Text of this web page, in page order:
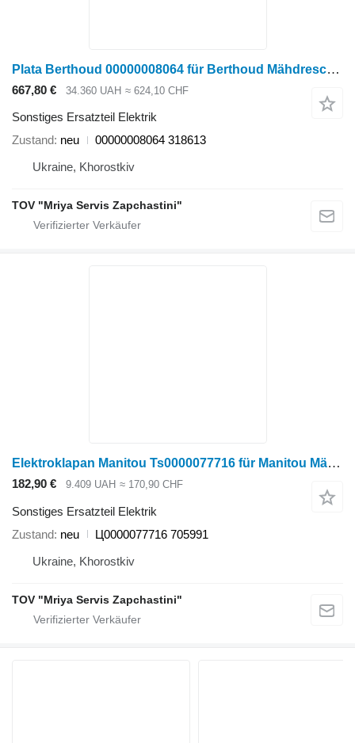
Plata Berthoud 00000008064 für Berthoud Mähdrescher
667,80 € 34.360 UAH ≈ 624,10 CHF
Sonstiges Ersatzteil Elektrik
Zustand neu
00000008064 318613
Ukraine, Khorostkiv
TOV "Mriya Servis Zapchastini"
Elektroklapan Manitou Ts0000077716 für Manitou Mähdrescher
182,90 € 9.409 UAH ≈ 170,90 CHF
Sonstiges Ersatzteil Elektrik
Zustand neu
Ц0000077716 705991
Ukraine, Khorostkiv
TOV "Mriya Servis Zapchastini"